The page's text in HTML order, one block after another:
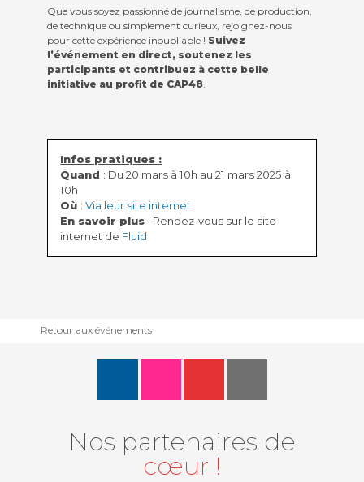
Que vous soyez passionné de journalisme, de production,
de technique ou simplement curieux, rejoignez-nous
pour cette expérience inoubliable ! Suivez
l’événement en direct, soutenez les
participants et contribuez à cette belle
initiative au profit de CAP48.
Infos pratiques :
Quand : Du 20 mars à 10h au 21 mars 2025 à
10h
Où :Via leur site internet
En savoir plus : Rendez-vous sur le site
internet de Fluid
Retour aux événements
Nos partenaires de
cœur !